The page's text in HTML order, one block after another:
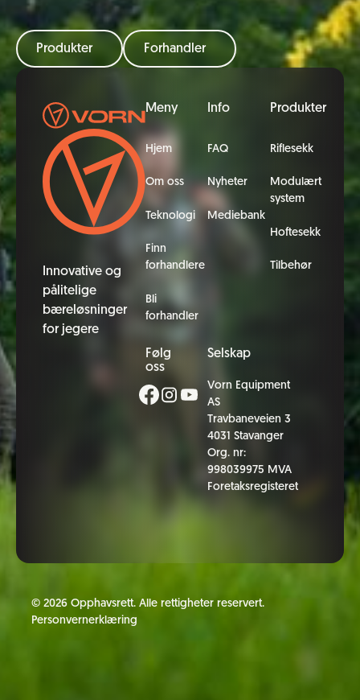
Produkter Forhandler
Innovative og
pålitelige
bæreløsninger
for jegere
Meny
Hjem
Om oss
Teknologi
Finn
forhandlere
Bli
forhandler
Info
FAQ
Nyheter
Mediebank
Produkter
Riflesekk
Modulært
system
Hoftesekk
Tilbehør
Følg
oss
Selskap
Vorn Equipment
AS
Travbaneveien 3
4031 Stavanger
Org. nr:
998039975 MVA
Foretaksregisteret
©2026 Opphavsrett. Alle rettigheter reservert.
Personvernerklæring